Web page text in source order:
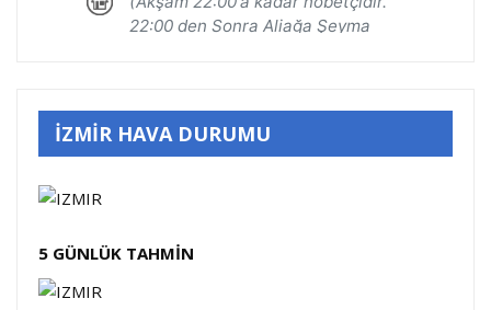
İZMİR HAVA DURUMU
5 GÜNLÜK TAHMİN